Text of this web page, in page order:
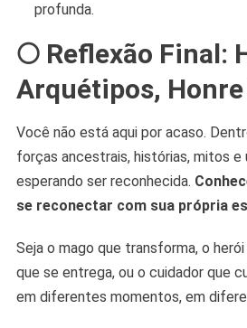
profunda.
🌕 Reflexão Final:
Arquétipos, Honre
Você não está aqui por acaso.
forças ancestrais, histórias, mitos e
esperando ser reconhecida.
se reconectar com sua própria
Seja o mago que transforma, o
que se entrega, ou o cuidador que
em diferentes momentos, em